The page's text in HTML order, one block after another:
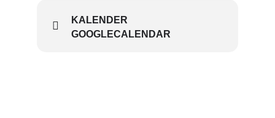
KALENDER
GOOGLECALENDAR